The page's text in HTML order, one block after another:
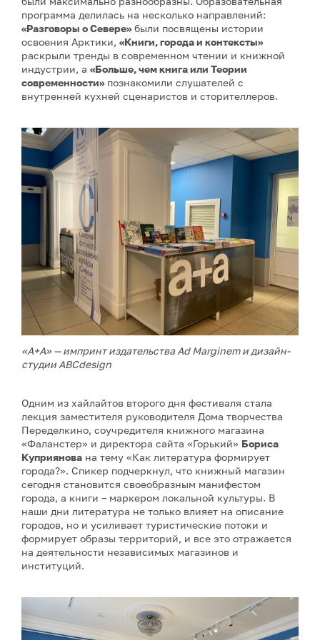
программа делилась на несколько направлений:
«Разговоры о Севере»были посвящены истории
освоения Арктики, «Книги, города и контексты»
раскрыли тренды в современном чтении и книжной
индустрии, а «Больше, чем книга или Теории
современности»познакомили слушателей с
внутренней кухней сценаристов и сторителлеров.
«А+А» — импринт издательства Ad Marginem и дизайн-
студии ABCdesign
Одним из хайлайтов второго дня фестиваля стала
лекция заместителя руководителя Дома творчества
Переделкино, соучредителя книжного магазина
«Фаланстер» и директора сайта «Горький» Бориса
Куприянова на тему «Как литература формирует
города?». Спикер подчеркнул, что книжный магазин
сегодня становится своеобразным манифестом
города, а книги – маркером локальной культуры. В
наши дни литература не только влияет на описание
городов, но и усиливает туристические потоки и
формирует образы территорий, и все это отражается
на деятельности независимых магазинов и
институций.